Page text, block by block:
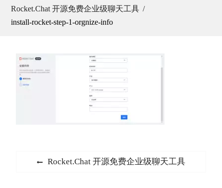
Rocket.Chat 开源免费企业级聊天工具
install-rocket-step-1-orgnize-info
Previous
Rocket.Chat 开源免费企业级聊天工具